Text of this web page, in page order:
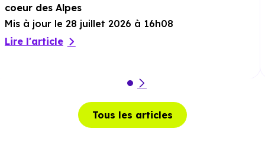
coeur des Alpes
Mis à jour le 28 juillet 2026 à 16h08
Lire l'article
Tous les articles